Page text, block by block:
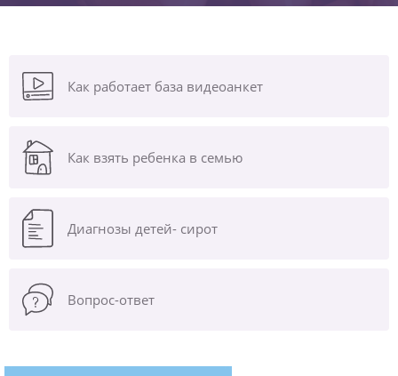
Как работает база видеоанкет
Как взять ребенка в семью
Диагнозы детей- сирот
Вопрос-ответ